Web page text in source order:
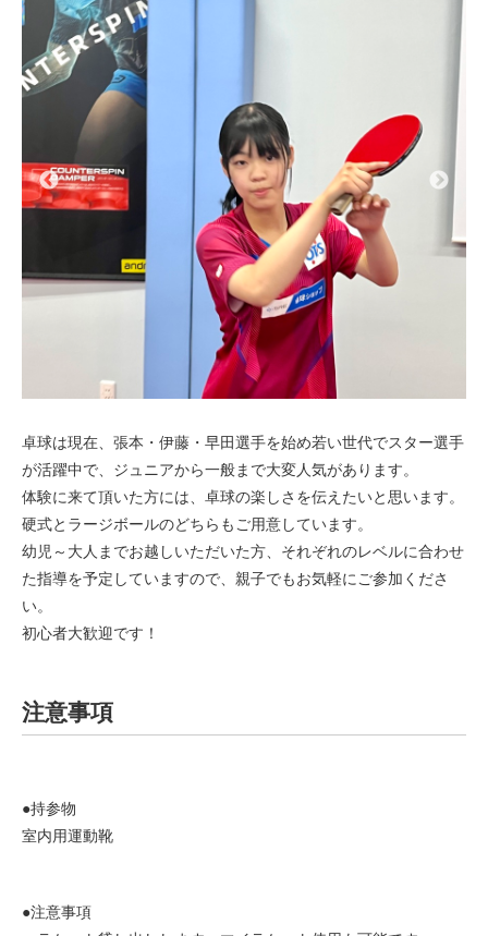
卓球は現在、張本・伊藤・早田選手を始め若い世代でスター選手
が活躍中で、ジュニアから一般まで大変人気があります。
体験に来て頂いた方には、卓球の楽しさを伝えたいと思います。
硬式とラージボールのどちらもご用意しています。
幼児～大人までお越しいただいた方、それぞれのレベルに合わせ
た指導を予定していますので、親子でもお気軽にご参加くださ
い。
初心者大歓迎です！
注意事項
●持参物
室内用運動靴
●注意事項